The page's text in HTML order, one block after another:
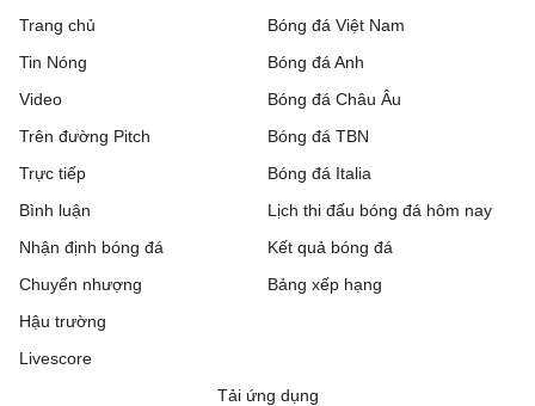
Trang chủ
Tin Nóng
Video
Trên đường Pitch
Trực tiếp
Bóng đá Việt Nam
Bóng đá Anh
Bóng đá Châu Âu
Bóng đá TBN
Bóng đá Italia
Bình luận
Nhận định bóng đá
Chuyển nhượng
Hậu trường
Livescore
Lịch thi đấu bóng đá hôm nay
Kết quả bóng đá
Bảng xếp hạng
Tải ứng dụng